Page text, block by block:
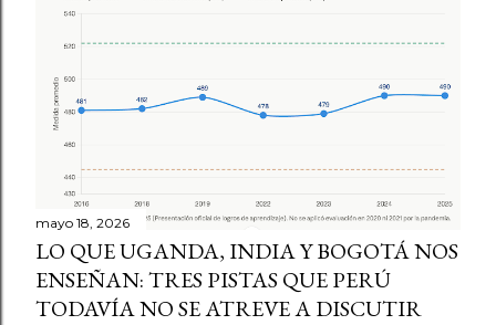
mayo 18, 2026
LO QUE UGANDA, INDIA Y BOGOTÁ NOS
ENSEÑAN: TRES PISTAS QUE PERÚ
TODAVÍA NO SE ATREVE A DISCUTIR